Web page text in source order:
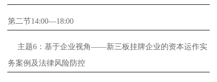
第二节14:00—18:00
主题6：基于企业视角——新三板挂牌企业的资本运作实
务案例及法律风险防控